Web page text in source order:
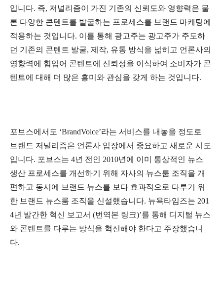
입니다. 즉, 저널리즘이 가진 기존의 신뢰도와 영향력은 물
론 다양한 콘텐트를 발굴하는 프로세스를 브랜드 마케팅에
적용하는 것입니다. 이를 통해 광고주는 광고주가 주도하
던 기존의 콘텐트 발굴, 제작, 유통 방식을 넓히고 언론사의
영향력에 힘입어 콘텐트에 신뢰성을 이식하여 소비자가 콘
텐트에 대해 더 많은 흥미와 관심을 갖게 하는 것입니다.
포브스에서도 ‘BrandVoice’라는 서비스를 내놓을 정도로
브랜드 저널리즘은 언론사 입장에서 중요하고 새로운 시도
입니다. 포브스는 4년 전인 2010년에 이미 통상적인 뉴스
생산 프로세스를 개선하기 위해 자사의 뉴스룸 조직을 개
편하고 동시에 브랜드 뉴스를 보다 효과적으로 다루기 위
한 브랜드 뉴스룸 조직을 신설했습니다. 뉴욕타임즈는 201
4년 발간한 혁신 보고서 (번역본 링크)’를 통해 디지털 뉴스
와 콘텐트를 다루는 방식을 혁신해야 한다고 주장했습니
다.